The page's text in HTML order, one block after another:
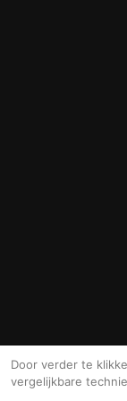
Door verder te
vergelijkbare